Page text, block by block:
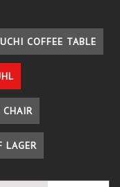
COFFEE TABLE
LAGER